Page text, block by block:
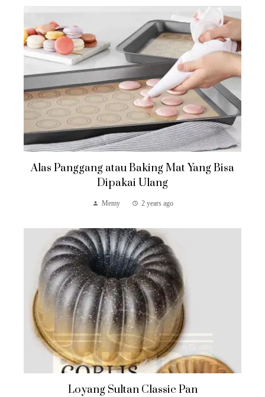
Alas Panggang atau Baking Mat Yang Bisa
Dipakai Ulang
Memy 2 years ago
Loyang Sultan Classic Pan